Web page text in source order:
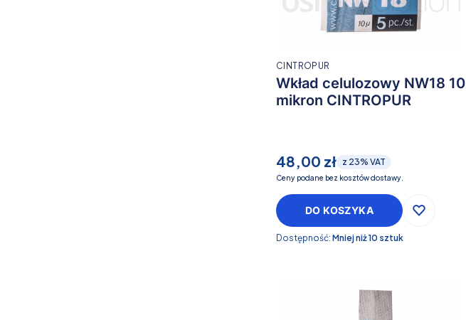
Wkład celulozowy NW18 10
mikron CINTROPUR
CINTROPUR
48,00 zł z 23% VAT
Ceny podane bez kosztów dostawy.
DO KOSZYKA
Dostępność: Mniej niż 10 sztuk